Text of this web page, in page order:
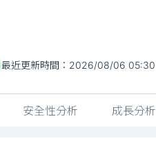
最近更新時間： 2026/08/06 05:30
安全性分析 成長分析